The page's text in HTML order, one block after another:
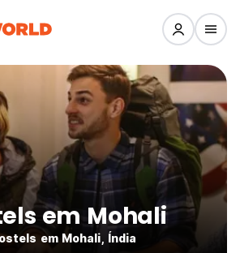
em Mohali
em Mohali, Índia